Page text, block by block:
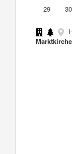
29
30
Marktkirche